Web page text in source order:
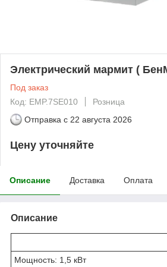
Электрический мармит (
Под заказ
Код: EMP.7SE010
Розница
Отправка с 22 августа 2026
Цену уточняйте
Описание Доставка Оплата
Описание
Мощность: 1,5 кВт